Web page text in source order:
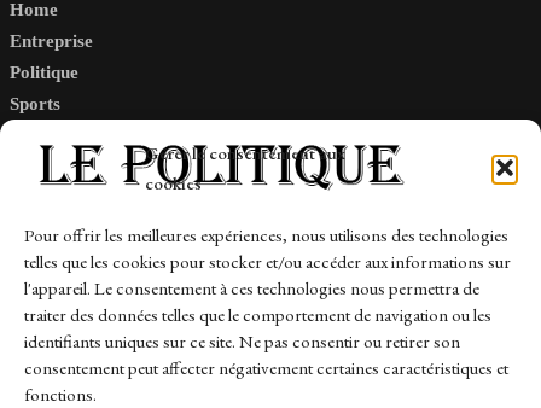
Gérer le consentement aux
cookies
Pour offrir les meilleures expériences, nous utilisons des technologies
telles que les cookies pour stocker et/ou accéder aux informations sur
l'appareil. Le consentement à ces technologies nous permettra de
traiter des données telles que le comportement de navigation ou les
identifiants uniques sur ce site. Ne pas consentir ou retirer son
consentement peut affecter négativement certaines caractéristiques et
fonctions.
Home
Entreprise
Politique
Sports
Links
Contact
Sitemap